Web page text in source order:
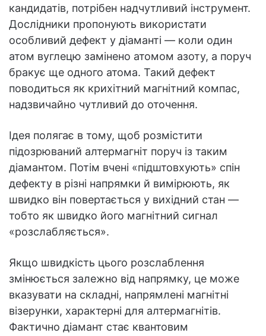
кандидатів, потрібен надчутливий інструмент.
Дослідники пропонують використати
особливий дефект у діаманті — коли один
атом вуглецю замінено атомом азоту, а поруч
бракує ще одного атома. Такий дефект
поводиться як крихітний магнітний компас,
надзвичайно чутливий до оточення.
Ідея полягає в тому, щоб розмістити
підозрюваний алтермагніт поруч із таким
діамантом. Потім вчені «підштовхують» спін
дефекту в різні напрямки й вимірюють, як
швидко він повертається у вихідний стан —
тобто як швидко його магнітний сигнал
«розслабляється».
Якщо швидкість цього розслаблення
змінюється залежно від напрямку, це може
вказувати на складні, напрямлені магнітні
візерунки, характерні для алтермагнітів.
Фактично діамант стає квантовим